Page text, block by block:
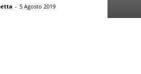
- 5 Agosto 2019